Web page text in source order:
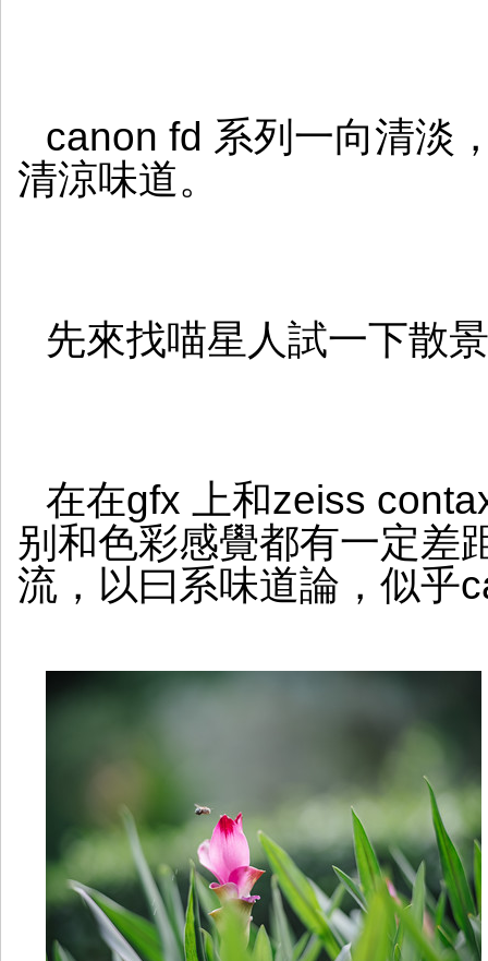
canon fd 系列一向清淡
清涼味道。
先來找喵星人試一下散
在在gfx 上和zeiss
别和色彩感覺都有一定差
流，以曰系味道論，似乎